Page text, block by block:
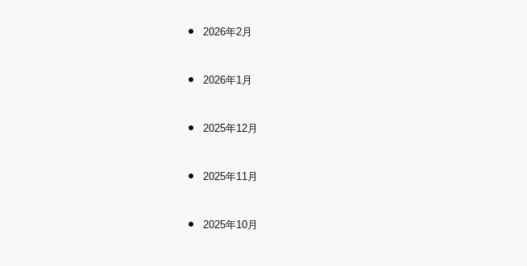
2026年2月
2026年1月
2025年12月
2025年11月
2025年10月